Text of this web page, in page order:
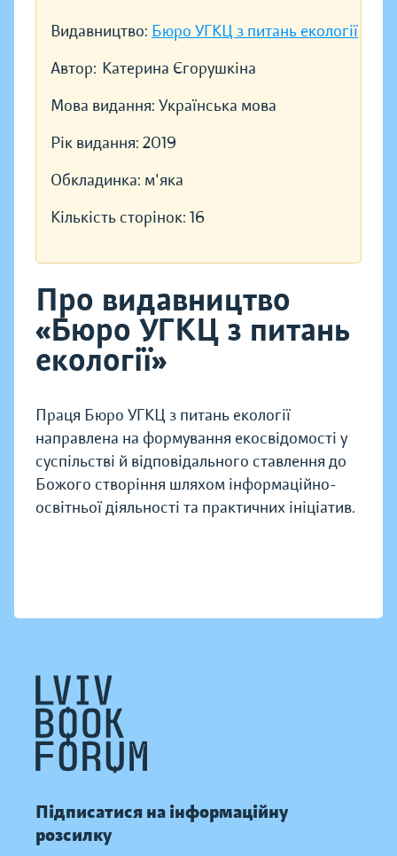
Видавництво: Бюро УГКЦ з питань екології
Автор: Катерина Єгорушкіна
Мова видання: Українська мова
Рік видання: 2019
Обкладинка: м'яка
Кількість сторінок: 16
Про видавництво
«Бюро УГКЦ з питань
екології»
Праця Бюро УГКЦ з питань екології
направлена на формування екосвідомості у
суспільстві й відповідального ставлення до
Божого створіння шляхом інформаційно-
освітньої діяльності та практичних ініціатив.
Підписатися на інформаційну
розсилку